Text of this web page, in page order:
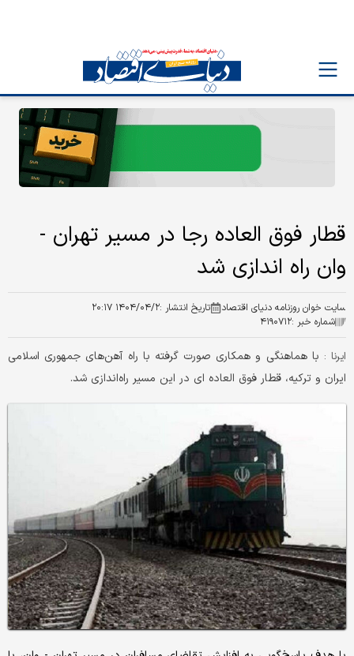
قطار فوق العاده رجا در مسیر تهران -
وان راه اندازی شد
سایت خوان روزنامه دنیای اقتصاد تاریخ انتشار :۱۴۰۴/۰۴/۲ ۲۰:۱۷
شماره خبر :۴۱۹۰۷۱۲
ایرنا : با هماهنگی و همکاری صورت گرفته با راه آهن‌های جمهوری اسلامی
ایران و ترکیه، قطار فوق العاده ای در این مسیر راه‌اندازی شد.